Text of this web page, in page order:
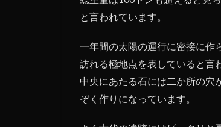
と言われています。
一年間の太陽の運行に密接に作
訪れる極地点を表していると言
中央にあたる石には二か所の穴
ぞく作りになっています。